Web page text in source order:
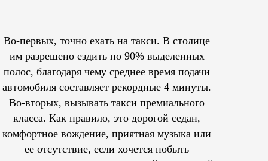
Во-первых, точно ехать на такси. В столице
им разрешеноездить по 90% выделенных
полос, благодаря чему среднее время подачи
автомобиля составляет рекордные 4 минуты.
Во-вторых, вызывать такси премиального
класса. Как правило, это дорогой седан,
комфортное вождение, приятная музыка или
ее отсутствие, если хочется побыть